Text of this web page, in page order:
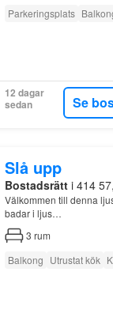
Parkeringsplats
12 dagar
sedan
Se
Slå upp
Bostadsrätti 414
Välkommen till denna
badar i ljus…
3 rum
Balkong Utrustat kök